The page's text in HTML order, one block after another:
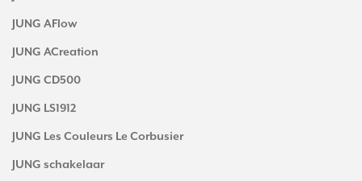
JUNG AFlow
JUNG ACreation
JUNG CD500
JUNG LS1912
JUNG Les Couleurs Le Corbusier
JUNG schakelaar